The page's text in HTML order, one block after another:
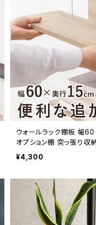
ウォールラック棚板 幅
オプション棚 突っ張り
え
¥4,300